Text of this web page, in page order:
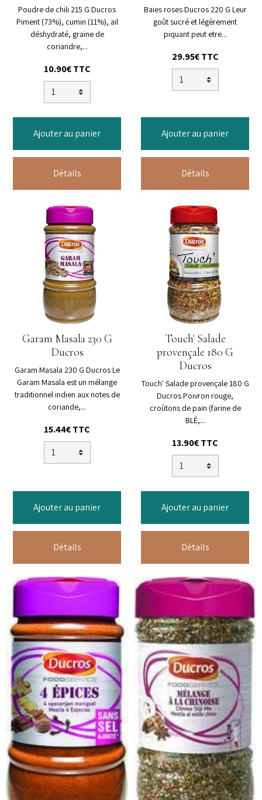
Poudre de chili 215 G Ducros
Piment (73%), cumin (11%), ail
déshydraté, graine de
coriandre,...
10.90€ TTC
Ajouter au panier
Détails
Baies roses Ducros 220 G Leur
goût sucré et légèrement
piquant peut etre...
29.95€ TTC
Ajouter au panier
Détails
Garam Masala 230 G
Ducros
Garam Masala 230 G Ducros Le
Garam Masala est un mélange
traditionnel indien aux notes de
coriande,...
15.44€ TTC
Ajouter au panier
Détails
Touch' Salade
provençale 180 G
Ducros
Touch' Salade provençale 180 G
Ducros Poivron rouge,
croûtons de pain (farine de
BLÉ,...
13.90€ TTC
Ajouter au panier
Détails